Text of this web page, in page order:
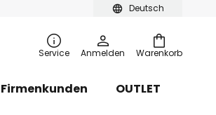
Deutsch
Warenkorb
Service Anmelden
Firmenkunden
OUTLET